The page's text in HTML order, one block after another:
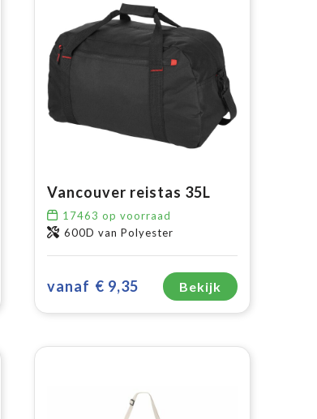
Vancouver reistas 35L
17463 op voorraad
600D van Polyester
vanaf € 9,35 Bekijk